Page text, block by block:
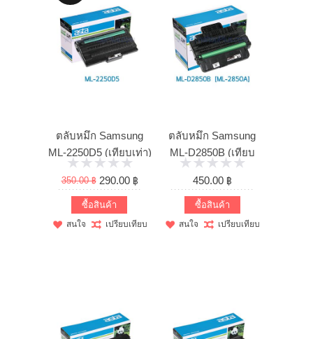
ตลับหมึก Samsung
ML-2250D5 (เทียบเท่า)
350.00 ฿ 290.00 ฿
ซื้อสินค้า
สนใจ เปรียบเทียบ
ตลับหมึก Samsung
ML-D2850B (เทียบ
เท่า)
450.00 ฿
ซื้อสินค้า
สนใจ เปรียบเทียบ